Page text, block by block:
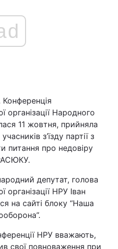
організації Народного
11 жовтня, прийняла
з’їзду партії з
питання про недовіру
депутат, голова
організації НРУ Іван
на сайті блоку “Наша
НРУ вважають,
свої повноваження при